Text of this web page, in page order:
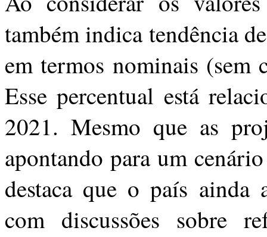
também indica tendência
em termos nominais (sem
Esse percentual está
2021. Mesmo que as
apontando para um
destaca que o país ainda
com discussões sobre